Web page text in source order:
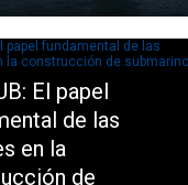
El papel
de las
en la
de